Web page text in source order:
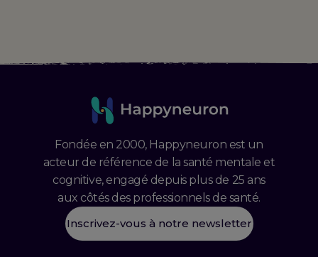
Fondée en 2000, Happyneuron est un
acteur de référence de la santé mentale et
cognitive, engagé depuis plus de 25 ans
aux côtés des professionnels de santé.
Inscrivez-vous à notre newsletter